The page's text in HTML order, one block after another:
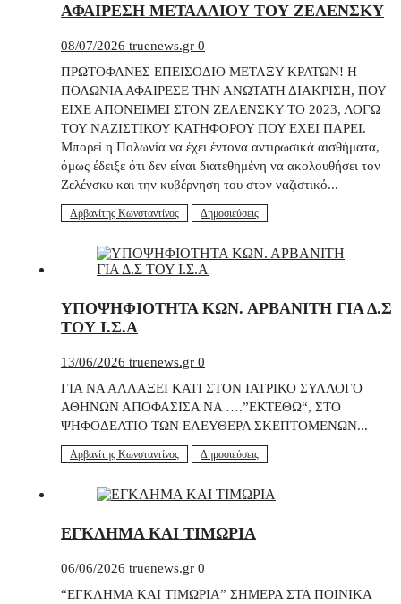
ΑΦΑΙΡΕΣΗ ΜΕΤΑΛΛΙΟΥ ΤΟΥ ΖΕΛΕΝΣΚΥ
08/07/2026 truenews.gr 0
ΠΡΩΤΟΦΑΝΕΣ ΕΠΕΙΣΟΔΙΟ ΜΕΤΑΞΥ ΚΡΑΤΩΝ! Η
ΠΟΛΩΝΙΑ ΑΦΑΙΡΕΣΕ ΤΗΝ ΑΝΩΤΑΤΗ ΔΙΑΚΡΙΣΗ, ΠΟΥ
ΕΙΧΕ ΑΠΟΝΕΙΜΕΙ ΣΤΟΝ ΖΕΛΕΝΣΚΥ ΤΟ 2023, ΛΟΓΩ
ΤΟΥ ΝΑΖΙΣΤΙΚΟΥ ΚΑΤΗΦΟΡΟΥ ΠΟΥ ΕΧΕΙ ΠΑΡΕΙ.
Μπορεί η Πολωνία να έχει έντονα αντιρωσικά αισθήματα,
όμως έδειξε ότι δεν είναι διατεθημένη να ακολουθήσει τον
Ζελένσκυ και την κυβέρνηση του στον ναζιστικό...
Αρβανίτης Κωνσταντίνος Δημοσιεύσεις
ΥΠΟΨΗΦΙΟΤΗΤΑ ΚΩΝ. ΑΡΒΑΝΙΤΗ ΓΙΑ Δ.Σ
ΤΟΥ Ι.Σ.Α
13/06/2026 truenews.gr 0
ΓΙΑ ΝΑ ΑΛΛΑΞΕΙ ΚΑΤΙ ΣΤΟΝ ΙΑΤΡΙΚΟ ΣΥΛΛΟΓΟ
ΑΘΗΝΩΝ ΑΠΟΦΑΣΙΣΑ ΝΑ ….”ΕΚΤΕΘΩ“, ΣΤΟ
ΨΗΦΟΔΕΛΤΙΟ ΤΩΝ ΕΛΕΥΘΕΡΑ ΣΚΕΠΤΟΜΕΝΩΝ...
Αρβανίτης Κωνσταντίνος Δημοσιεύσεις
ΕΓΚΛΗΜΑ ΚΑΙ ΤΙΜΩΡΙΑ
06/06/2026 truenews.gr 0
“ΕΓΚΛΗΜΑ ΚΑΙ ΤΙΜΩΡΙΑ” ΣΗΜΕΡΑ ΣΤΑ ΠΟΙΝΙΚΑ